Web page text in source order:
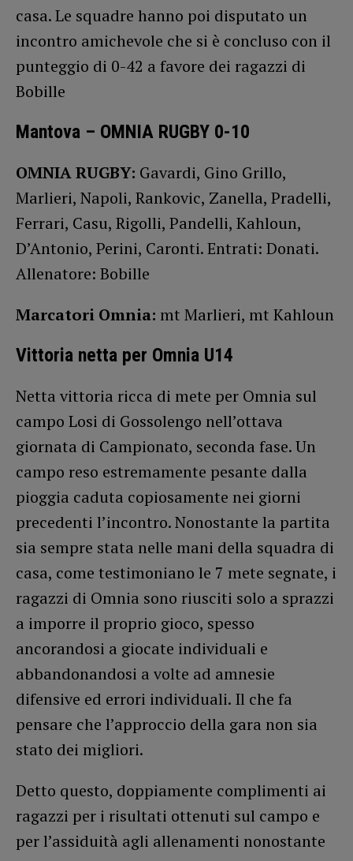
casa. Le squadre hanno poi disputato un
incontro amichevole che si è concluso con il
punteggio di 0-42 a favore dei ragazzi di
Bobille
Mantova – OMNIA RUGBY 0-10
OMNIA RUGBY: Gavardi, Gino Grillo,
Marlieri, Napoli, Rankovic, Zanella, Pradelli,
Ferrari, Casu, Rigolli, Pandelli, Kahloun,
D’Antonio, Perini, Caronti. Entrati: Donati.
Allenatore: Bobille
Marcatori Omnia: mt Marlieri, mt Kahloun
Vittoria netta per Omnia U14
Netta vittoria ricca di mete per Omnia sul
campo Losi di Gossolengo nell’ottava
giornata di Campionato, seconda fase. Un
campo reso estremamente pesante dalla
pioggia caduta copiosamente nei giorni
precedenti l’incontro. Nonostante la partita
sia sempre stata nelle mani della squadra di
casa, come testimoniano le 7 mete segnate, i
ragazzi di Omnia sono riusciti solo a sprazzi
a imporre il proprio gioco, spesso
ancorandosi a giocate individuali e
abbandonandosi a volte ad amnesie
difensive ed errori individuali. Il che fa
pensare che l’approccio della gara non sia
stato dei migliori.
Detto questo, doppiamente complimenti ai
ragazzi per i risultati ottenuti sul campo e
per l’assiduità agli allenamenti nonostante